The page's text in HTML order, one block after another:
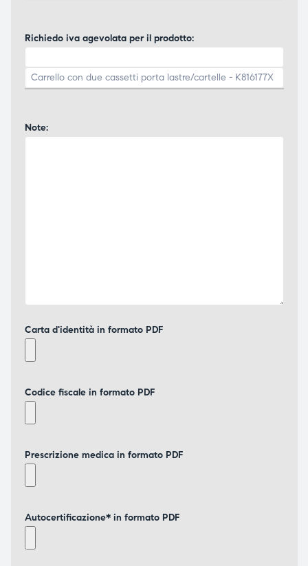
Richiedo iva agevolata per il prodotto:
Note:
Carta d'identità in formato PDF
Codice fiscale in formato PDF
Prescrizione medica in formato PDF
Autocertificazione* in formato PDF